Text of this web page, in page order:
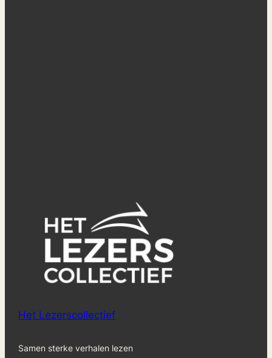
Het Lezerscollectief
Samen sterke verhalen lezen